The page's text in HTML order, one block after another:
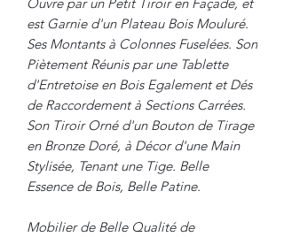
est Garnie d'un Plateau Bois Mouluré.
Ses Montants à Colonnes Fuselées. Son
Piètement Réunis par une Tablette
d'Entretoise en Bois Egalement et Dés
de Raccordement à Sections Carrées.
Son Tiroir Orné d'un Bouton de Tirage
en Bronze Doré, à Décor d'une Main
Stylisée, Tenant une Tige. Belle
Essence de Bois, Belle Patine.
Mobilier de Belle Qualité de